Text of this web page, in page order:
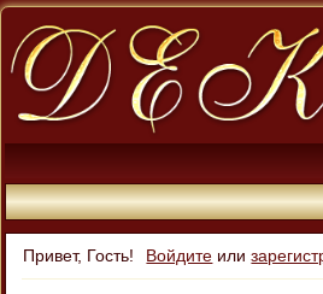
Привет, Гость! Войдите или